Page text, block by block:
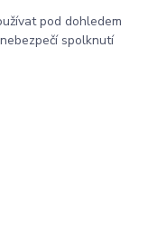
pod dohledem
spolknutí